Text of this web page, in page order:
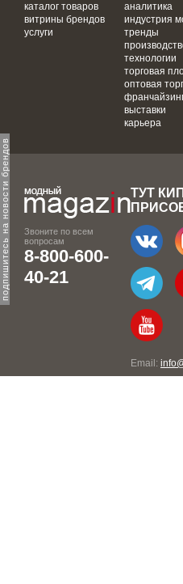
подпишитесь на новости брендов
каталог товаров
витрины брендов
услуги
аналитика
индустрия
тренды
технологии
торговая
оптовая
выставки
карьера
Звоните по всем
вопросам
8-800-600-
40-21
ТУТ
Email: